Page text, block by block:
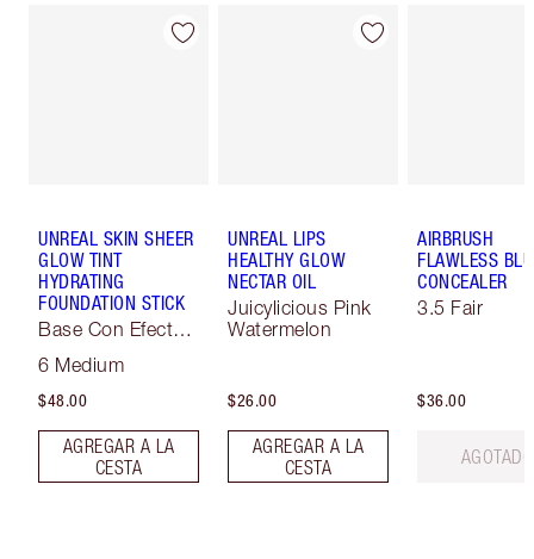
UNREAL SKIN SHEER
GLOW TINT
HYDRATING
FOUNDATION STICK
Base Con Efecto
6 Medium
$48.00
AGREGAR A LA
CESTA
UNREAL LIPS
HEALTHY GLOW
NECTAR OIL
Juicylicious Pink
Watermelon
$26.00
AGREGAR A LA
CESTA
AIRBRUSH
FLAWLESS
CONCEALER
3.5 Fair
$36.00
AGOTADO